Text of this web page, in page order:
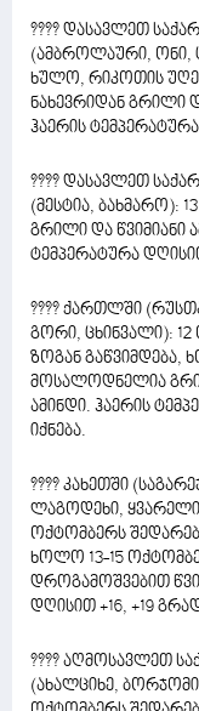
???? დასავლეთ
(ამბროლაური, ონი,
ხულო, რიკოთის
ნახევრიდან გრილი
ჰაერის
???? დასავლეთ
(მესტია, ბახმარო):
გრილი და წვიმიანი
ტემპერატურა
???? ქართლში
გორი, ცხინვალი):
ზოგან გაწვიმდება,
მოსალოდნელია
ამინდი. ჰაერის
იქნება.
???? კახეთში
ლაგოდეხი,
ოქტომბერს
ხოლო 13-15
დროგამოშვებით
დღისით +16, +19
???? აღმოსავლეთ
(ახალციხე,